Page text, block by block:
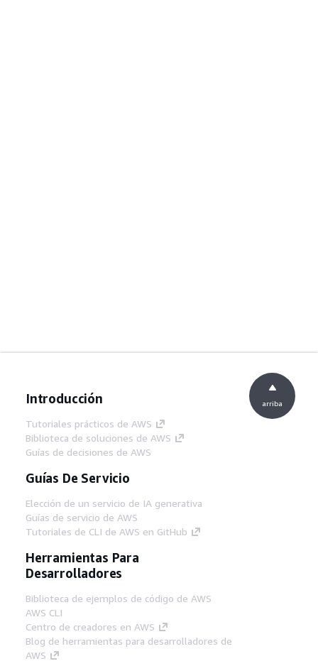
Introducción
Tutoriales prácticos de AWS
Biblioteca de soluciones de AWS
Guías de decisiones de AWS
Guías De Servicio
Elección de un servicio de IA generativa
Guías de servicio de AWS
Tutoriales de CLI de AWS en GitHub
Herramientas Para
Desarrolladores
Biblioteca de ejemplos de código de AWS
AWS CLI
Centro de creadores en AWS
Blog de herramientas para desarrolladores de
AWS
arriba